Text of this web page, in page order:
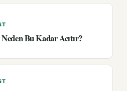
Bu Kadar Acıtır?